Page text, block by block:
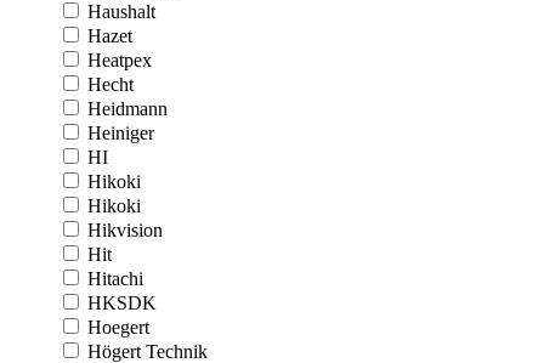
Haushalt
Hazet
Heatpex
Hecht
Heidmann
Heiniger
HI
Hikoki
Hikoki
Hikvision
Hit
Hitachi
HKSDK
Hoegert
Högert Technik